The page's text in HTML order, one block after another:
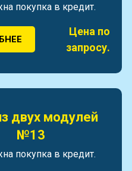
покупка в кредит.
Цена по
запросу.
двух модулей
№13
покупка в кредит.